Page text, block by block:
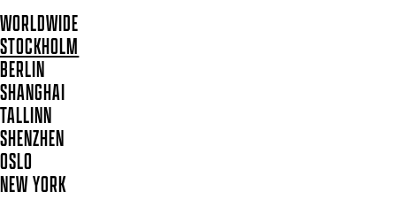
WORLDWIDE
STOCKHOLM
BERLIN
SHANGHAI
TALLINN
SHENZHEN
OSLO
NEW YORK